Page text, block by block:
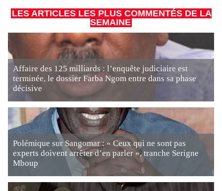
LES ARTICLES LES PLUS COMMENTÉS DE LA
SEMAINE
Affaire des 125 milliards : l’enquête judiciaire est
terminée, le dossier Farba Ngom entre dans sa phase
décisive
Polémique sur Sangomar : « Ceux qui ne sont pas
experts doivent arrêter d’en parler », tranche Serigne
Mboup